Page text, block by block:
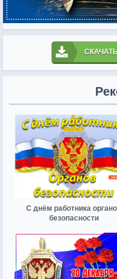
С днём работника
безопасности